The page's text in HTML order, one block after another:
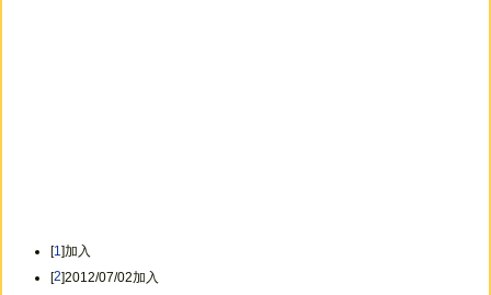
[1]加入
[2]2012/07/02加入